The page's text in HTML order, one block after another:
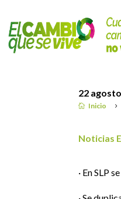
 Inicio 5
LAS
Noticias
22
· En SLP